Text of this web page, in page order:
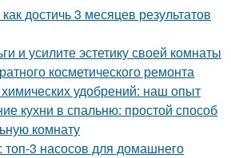
достичь 3 месяцев результатов
и усилите эстетику своей комнаты
косметического ремонта
удобрений: наш опыт
кухни в спальню: простой способ
комнату
3 насосов для домашнего